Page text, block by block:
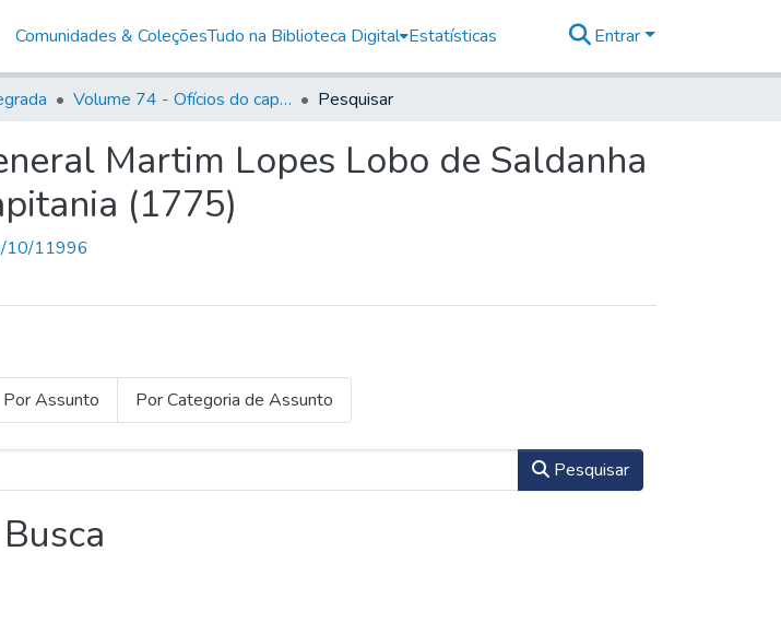
Comunidades & ColeçõesTudo na Biblioteca Digital Estatísticas Entrar
Volume 74 - Ofícios do capitão General Martim Lopes Lobo de Saldanha às Câmaras e Comandantes da Capitania (1775) Pesquisar
Martim Lopes Lobo de Saldanha
(1775)
10/11996
Por Assunto Por Categoria de Assunto
Pesquisar